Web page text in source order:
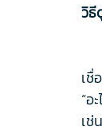
วิธี
เชื่
“อ
เช่